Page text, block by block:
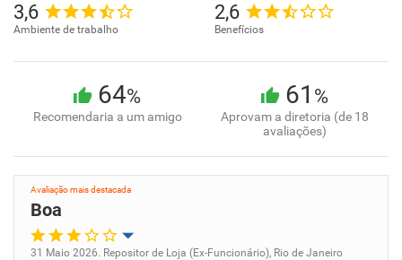
3,6
Ambiente de trabalho
2,6
Benefícios
64%
Recomendaria a um amigo
61 %
Aprovam a diretoria (de 18
avaliações)
Avaliação mais destacada
Boa
31 Maio 2026. Repositor de Loja (Ex-Funcionário), Rio de Janeiro